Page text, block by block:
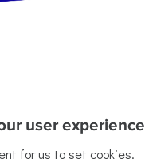
user experience
for us to set cookies.